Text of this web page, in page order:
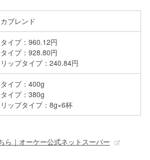
ブレンド
イプ：960.12円
イプ：928.80円
リップタイプ：240.84円
イプ：400g
イプ：380g
リップタイプ：8g×6杯
ら｜オーケー公式ネットスーパー